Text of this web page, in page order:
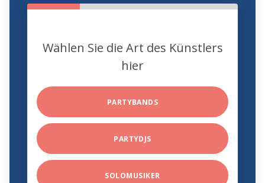
Wählen Sie die Art des Künstlers
hier
PARTYBANDS
PARTYDJS
SOLOMUSIKER